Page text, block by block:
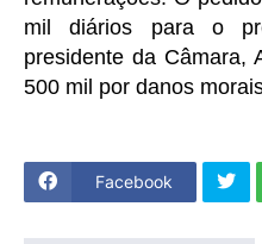
mil diários para o
presidente da Câmara,
500 mil por danos
Facebook